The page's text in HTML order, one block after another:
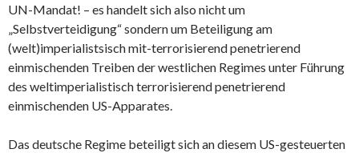
UN-Mandat! – es handelt sich also nicht um
„Selbstverteidigung“ sondern um Beteiligung am
(welt)imperialistsisch mit-terrorisierend penetrierend
einmischenden Treiben der westlichen Regimes unter Führung
des weltimperialistisch terrorisierend penetrierend
einmischenden US-Apparates.
Das deutsche Regime beteiligt sich an diesem US-gesteuerten